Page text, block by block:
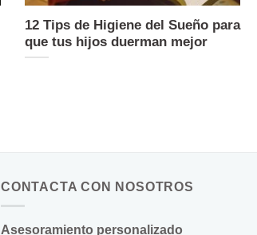
12 Tips de Higiene del Sueño para
que tus hijos duerman mejor
CONTACTA CON NOSOTROS
Asesoramiento personalizado